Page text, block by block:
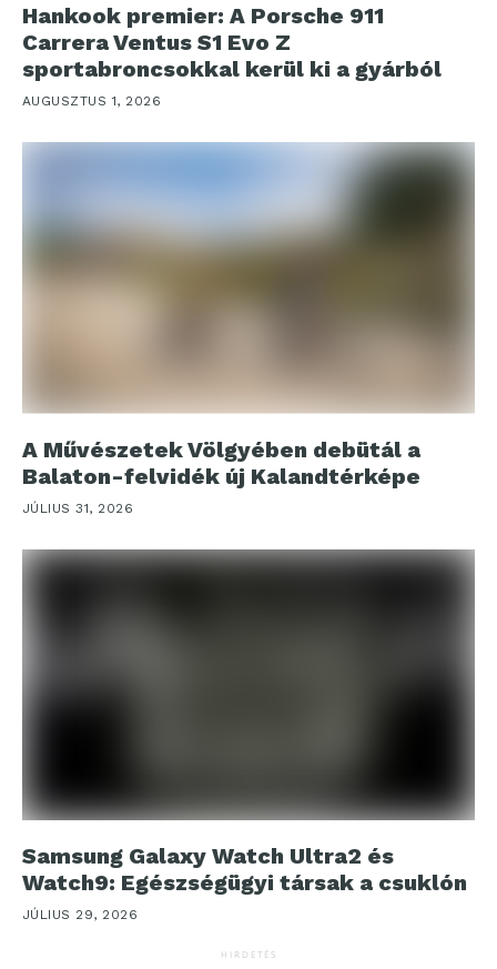
Hankook premier: A Porsche 911
Carrera Ventus S1 Evo Z
sportabroncsokkal kerül ki a gyárból
AUGUSZTUS 1, 2026
A Művészetek Völgyében debütál a
Balaton-felvidék új Kalandtérképe
JÚLIUS 31, 2026
Samsung Galaxy Watch Ultra2 és
Watch9: Egészségügyi társak a csuklón
JÚLIUS 29, 2026
HIRDETÉS